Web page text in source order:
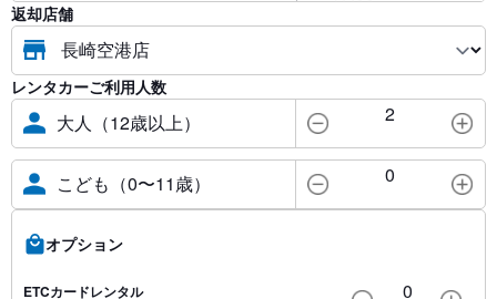
返却店舗
レンタカーご利用人数
大人（12歳以上） 2
こども（0〜11歳） 0
オプション
ETCカードレンタル 0